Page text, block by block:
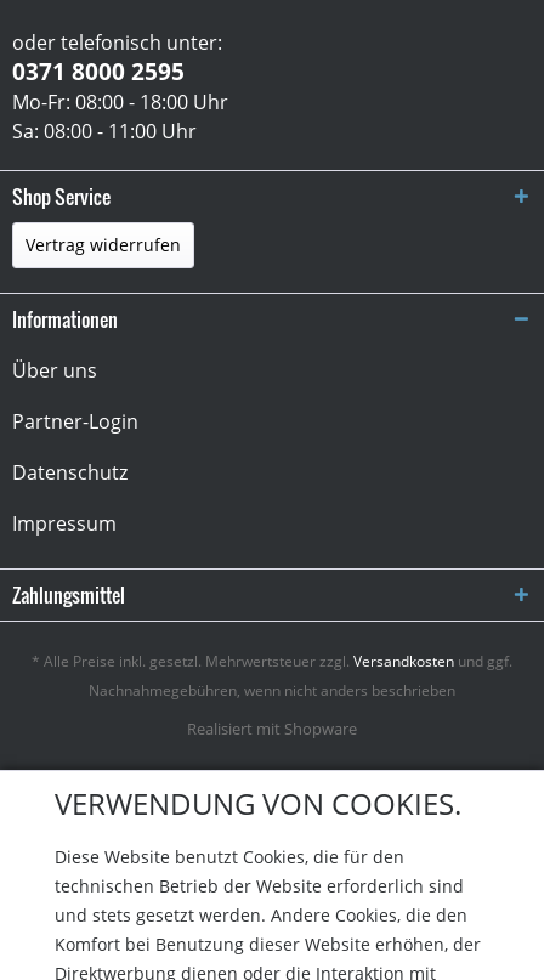
oder telefonisch unter:
0371 8000 2595
Mo-Fr: 08:00 - 18:00 Uhr
Sa: 08:00 - 11:00 Uhr
Shop Service
Vertrag widerrufen
Informationen
Über uns
Partner-Login
Datenschutz
Impressum
Zahlungsmittel
* Alle Preise inkl. gesetzl. Mehrwertsteuer zzgl. Versandkosten und ggf.
Nachnahmegebühren, wenn nicht anders beschrieben
Realisiert mit Shopware
VERWENDUNG VON COOKIES.
Diese Website benutzt Cookies, die für den
technischen Betrieb der Website erforderlich sind
und stets gesetzt werden. Andere Cookies, die den
Komfort bei Benutzung dieser Website erhöhen, der
Direktwerbung dienen oder die Interaktion mit